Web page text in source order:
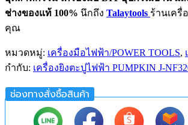
ช่างของแท้ 100% นึกถึง Talaytools ร้านเครื่
คุณ
หมวดหมู่: เครื่องมือไฟฟ้า/POWER TOOLS,
กำกับ: เครื่องยิงตะปูไฟฟ้า PUMPKIN J-
ช่องทางสั่งซื้อสินค้า